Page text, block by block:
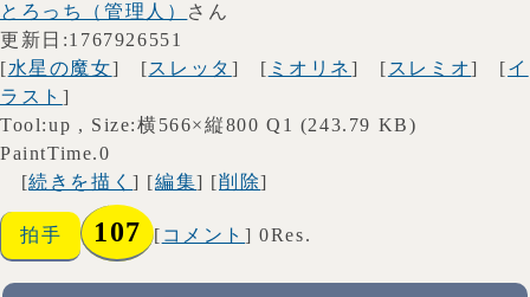
とろっち（管理人） さん
更新日:1767926551
[水星の魔女] [スレッタ ] [ ミオリネ] [ スレミオ] [イ
ラスト ]
Tool:up , Size:横566×縦800 Q1 (243.79 KB)
PaintTime.0
[続きを描く] [編集] [削除]
拍手 107 [ コメント] 0Res.